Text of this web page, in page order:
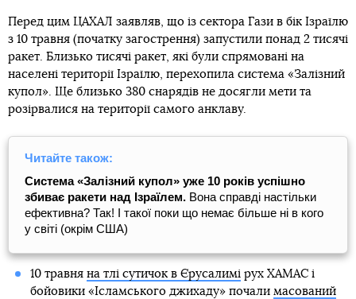
Перед цим ЦАХАЛ заявляв, що із сектора Гази в бік Ізраїлю
з 10 травня (початку загострення) запустили понад 2 тисячі
ракет. Близько тисячі ракет, які були спрямовані на
населені території Ізраїлю, перехопила система «Залізний
купол». Ще близько 380 снарядів не досягли мети та
розірвалися на території самого анклаву.
Читайте також:
Система «Залізний купол» уже 10 років успішно
збиває ракети над Ізраїлем. Вона справді настільки
ефективна? Так! І такої поки що немає більше ні в кого
у світі (окрім США)
10 травня на тлі сутичок в Єрусалимірух ХАМАС і
бойовики «Ісламського джихаду» почали масований